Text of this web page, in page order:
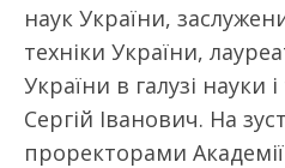
наук України,
техніки України,
України в галузі науки
Сергій Іванович. На
проректорами